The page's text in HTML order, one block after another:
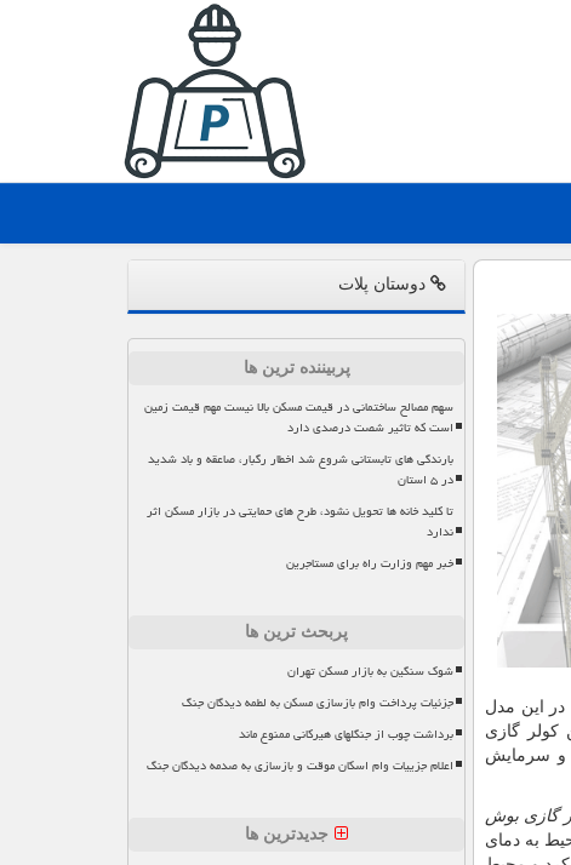
نمود. در این مدل
کولر گازی
و سرمایش
گازی بوش
با رسیدن دمای محیط به دمای
دوستان پلات
پربیننده ترین ها
سهم مصالح ساختمانی در قیمت مسکن بالا نیست مهم قیمت زمین
است که تاثیر شصت درصدی دارد
بارندگی های تابستانی شروع شد اخطار رگبار، صاعقه و باد شدید
در ۵ استان
تا کلید خانه ها تحویل نشود، طرح های حمایتی در بازار مسکن اثر
ندارد
خبر مهم وزارت راه برای مستاجرین
پربحث ترین ها
شوک سنگین به بازار مسکن تهران
جزئیات پرداخت وام بازسازی مسکن به لطمه دیدگان جنگ
برداشت چوب از جنگلهای هیرکانی ممنوع ماند
اعلام جزییات وام اسکان موقت و بازسازی به صدمه دیدگان جنگ
جدیدترین ها